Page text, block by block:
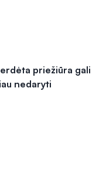
priežiūra gali
nedaryti